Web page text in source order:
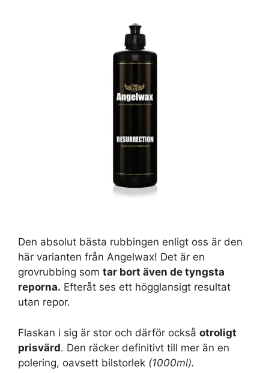
Den absolut bästa rubbingen enligt oss är den
här varianten från Angelwax! Det är en
grovrubbing som tar bort även de tyngsta
reporna. Efteråt ses ett högglansigt resultat
utan repor.
Flaskan i sig är stor och därför också otroligt
prisvärd. Den räcker definitivt till mer än en
polering, oavsett bilstorlek (1000ml).